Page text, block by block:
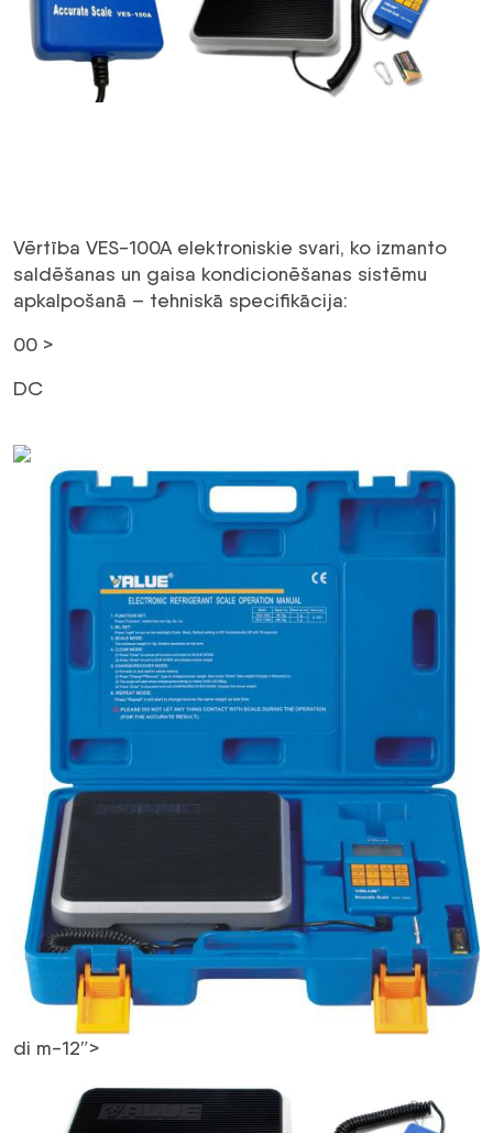
Vērtība VES-100A elektroniskie svari, ko izmanto
saldēšanas un gaisa kondicionēšanas sistēmu
apkalpošanā – tehniskā specifikācija:
00 >
DC
di m-12″>